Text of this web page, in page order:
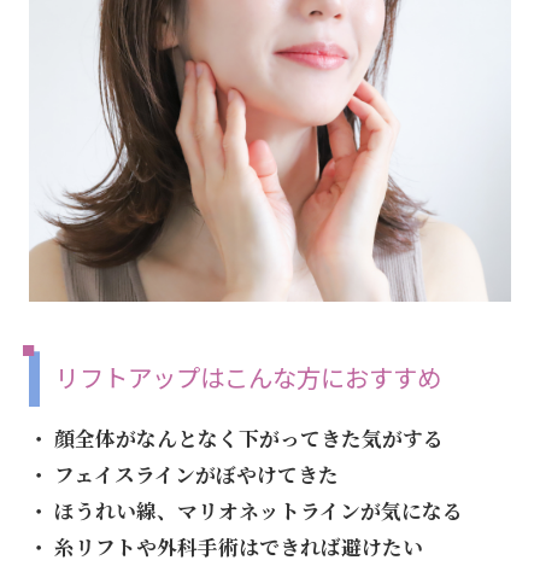
リフトアップはこんな方におすすめ
・ 顔全体がなんとなく下がってきた気がする
・ フェイスラインがぼやけてきた
・ ほうれい線、マリオネットラインが気になる
・ 糸リフトや外科手術はできれば避けたい